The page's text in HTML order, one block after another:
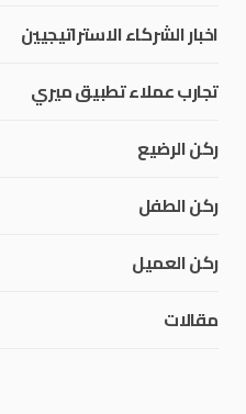
اخبار الشركاء الاستراتيجيين
تجارب عملاء تطبيق ميري
ركن الرضيع
ركن الطفل
ركن العميل
مقالات